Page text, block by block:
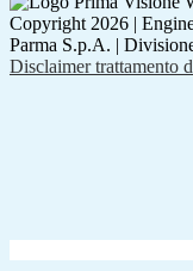
Copyright 2026 |
Parma S.p.A. |
Disclaimer trattamento